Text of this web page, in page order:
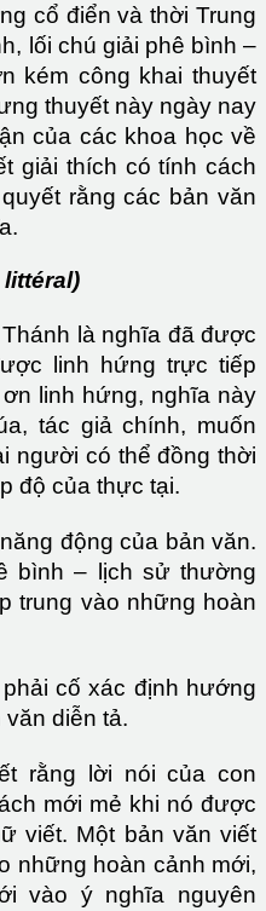
cổ điển và thời Trung
lối chú giải phê bình –
kém công khai thuyết
thuyết này ngày nay
của các khoa học về
giải thích có tính cách
rằng các bản văn
là nghĩa đã được
linh hứng trực tiếp
linh hứng, nghĩa này
tác giả chính, muốn
người có thể đồng thời
độ của thực tại.
động của bản văn.
bình – lịch sử thường
trung vào những hoàn
cố xác định hướng
diễn tả.
rằng lời nói của con
mới mẻ khi nó được
viết. Một bản văn viết
những hoàn cảnh mới,
vào ý nghĩa nguyên